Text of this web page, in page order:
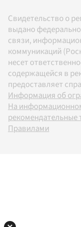
Свидетельство о
выдано
связи,
коммуникаций
несет
содержащейся в
предоставляет
Информация об
На
рекомендательные
Правилами